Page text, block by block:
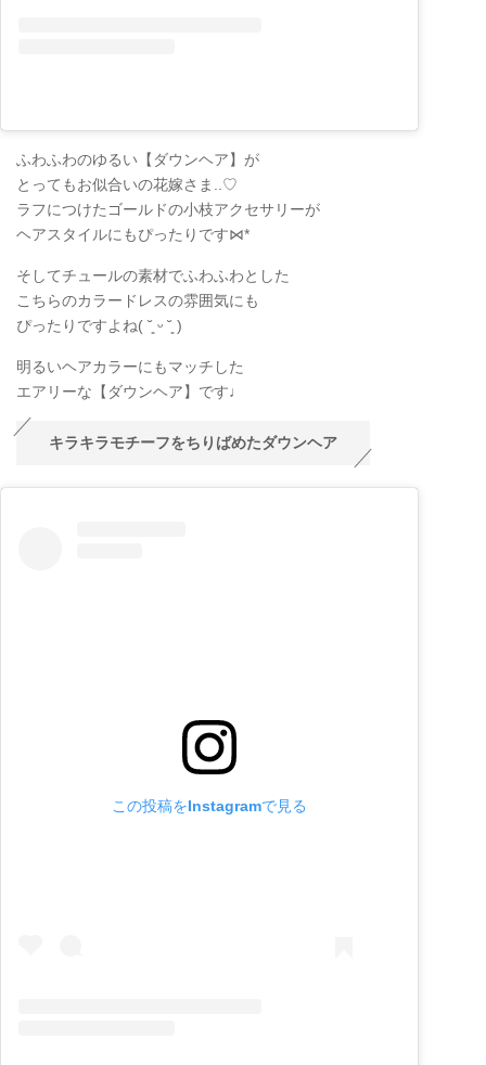
ふわふわのゆるい【ダウンヘア】が
とってもお似合いの花嫁さま..♡
ラフにつけたゴールドの小枝アクセサリーが
ヘアスタイルにもぴったりです⋈*
そしてチュールの素材でふわふわとした
こちらのカラードレスの雰囲気にも
ぴったりですよね( ˘͈ ᵕ ˘͈ )
明るいヘアカラーにもマッチした
エアリーな【ダウンヘア】です♩
キラキラモチーフをちりばめたダウンヘア
この投稿をInstagramで見る